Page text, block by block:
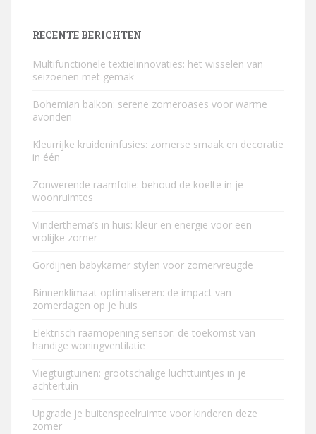
RECENTE BERICHTEN
Multifunctionele textielinnovaties: het wisselen van
seizoenen met gemak
Bohemian balkon: serene zomeroases voor warme
avonden
Kleurrijke kruideninfusies: zomerse smaak en decoratie
in één
Zonwerende raamfolie: behoud de koelte in je
woonruimtes
Vlinderthema’s in huis: kleur en energie voor een
vrolijke zomer
Gordijnen babykamer stylen voor zomervreugde
Binnenklimaat optimaliseren: de impact van
zomerdagen op je huis
Elektrisch raamopening sensor: de toekomst van
handige woningventilatie
Vliegtuigtuinen: grootschalige luchttuintjes in je
achtertuin
Upgrade je buitenspeelruimte voor kinderen deze
zomer